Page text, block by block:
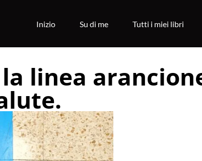
Inizio Su di me Tutti i miei libri
la linea